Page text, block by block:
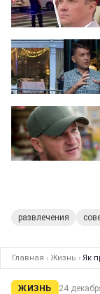
развлечения
Главная › Жизнь › Як
ЖИЗНЬ 24